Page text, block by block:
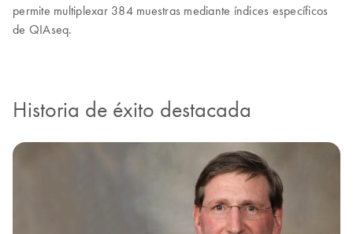
permite multiplexar 384 muestras mediante índices específicos
de QIAseq.
Historia de éxito destacada